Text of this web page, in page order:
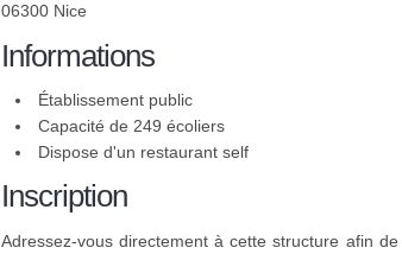
06300 Nice
Informations
Établissement public
Capacité de 249 écoliers
Dispose d'un restaurant self
Inscription
Adressez-vous directement à cette structure afin